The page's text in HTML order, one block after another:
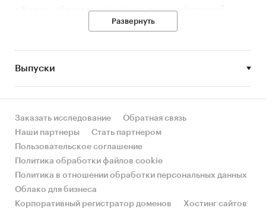
• Каков объем розничного рынка бытовой
техники в Ярославской области, много это или
России?
• Рынок растет или снижается? Если растет, то
за счет реального спроса или за счет
динамикой других регионов?
• Какое место регион занимает в России и в
своем федеральном округе по объему продаж
и по продажам на душу населения?
• К какому сегменту можно отнести рынок по
размеру и темпом роста (малый/крупный, с
Развернуть
Выпуски
Заказать исследование
Обратная связь
Наши партнеры
Стать партнером
Пользовательское соглашение
Политика обработки файлов cookie
Политика в отношении обработки персональных данных
Облако для бизнеса
Корпоративный регистратор доменов
Хостинг сайтов